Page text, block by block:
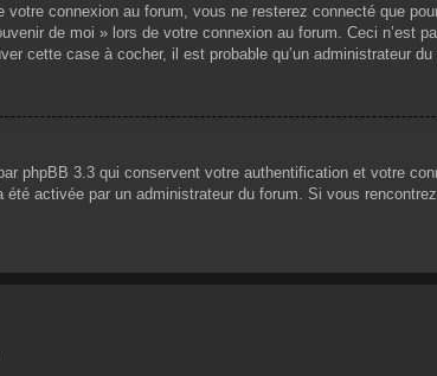
connexion au forum, vous ne resterez connecté que
de moi » lors de votre connexion au forum. Ceci n’est
cette case à cocher, il est probable qu’un administrateur
phpBB 3.3 qui conservent votre authentification et votre
activée par un administrateur du forum. Si vous